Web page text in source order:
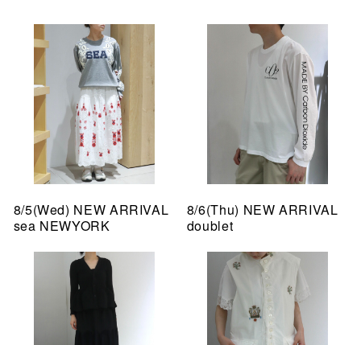
8/5(Wed) NEW ARRIVAL
sea NEWYORK
8/6(Thu) NEW ARRIVAL
doublet